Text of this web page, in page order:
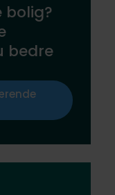
bolig?
bedre